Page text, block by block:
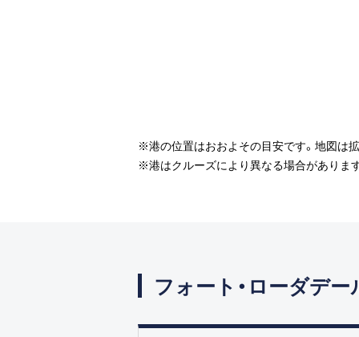
※港の位置はおおよその目安です。地図は
※港はクルーズにより異なる場合がありま
フォート・ローダデ